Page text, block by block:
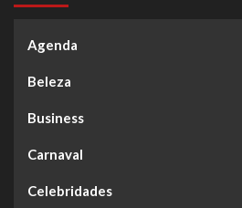
Agenda
Beleza
Business
Carnaval
Celebridades